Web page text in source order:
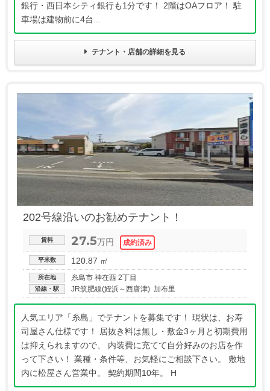
銀行・西日本シティ銀行も1分です！ 2階はOAフロア！ 駐
車場は建物前に4台...
テナント・店舗の詳細を見る
202号線沿いのお勧めテナント！
賃料 27.5万円
平米数 120.87 ㎡
所在地 糸島市 神在西 2丁目
沿線・駅 JR筑肥線(姪浜～西唐津) 加布里
人気エリア「糸島」でテナントを募集です！ 現状は、お寿
司屋さん仕様です！ 居抜き料は無し・敷金3ヶ月と初期費用
は抑えられますので、 内装費に充てて自分好みのお店を作
って下さい！ 業種・条件等、お気軽にご相談下さい。 敷地
内に松屋さん営業中。 契約期間10年。 H